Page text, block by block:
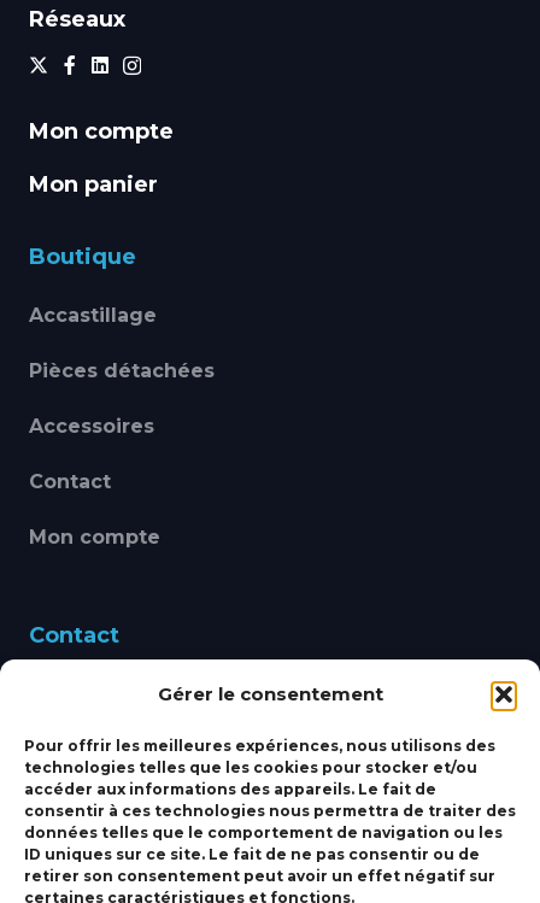
Gérer le consentement
Pour offrir les meilleures expériences, nous utilisons des
technologies telles que les cookies pour stocker et/ou
accéder aux informations des appareils. Le fait de
consentir à ces technologies nous permettra de traiter des
données telles que le comportement de navigation ou les
ID uniques sur ce site. Le fait de ne pas consentir ou de
retirer son consentement peut avoir un effet négatif sur
certaines caractéristiques et fonctions.
Réseaux
Mon compte
Mon panier
Boutique
Accastillage
Pièces détachées
Accessoires
Contact
Mon compte
Contact
460 Avenue Alain Le
bbsmarine@bbs-
marine.fr
Fixe:04 27 50 24 50